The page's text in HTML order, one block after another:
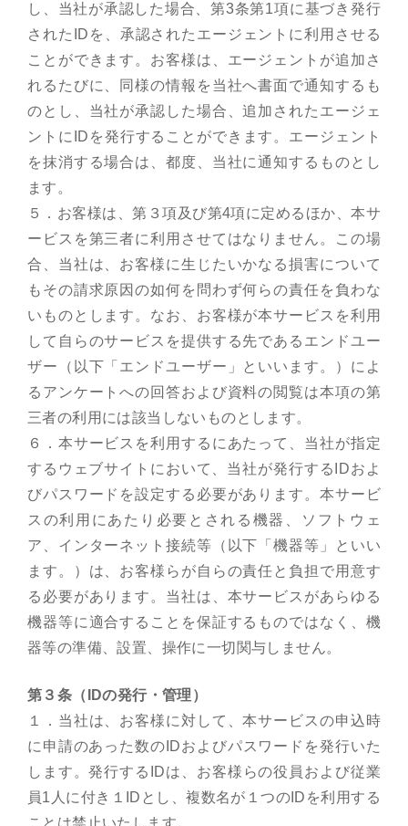
し、当社が承認した場合、第3条第1項に基づき発行
されたIDを、承認されたエージェントに利用させる
ことができます。お客様は、エージェントが追加さ
れるたびに、同様の情報を当社へ書面で通知するも
のとし、当社が承認した場合、追加されたエージェ
ントにIDを発行することができます。エージェント
を抹消する場合は、都度、当社に通知するものとし
ます。
５．お客様は、第３項及び第4項に定めるほか、本サ
ービスを第三者に利用させてはなりません。この場
合、当社は、お客様に生じたいかなる損害について
もその請求原因の如何を問わず何らの責任を負わな
いものとします。なお、お客様が本サービスを利用
して自らのサービスを提供する先であるエンドユー
ザー（以下「エンドユーザー」といいます。）によ
るアンケートへの回答および資料の閲覧は本項の第
三者の利用には該当しないものとします。
６．本サービスを利用するにあたって、当社が指定
するウェブサイトにおいて、当社が発行するIDおよ
びパスワードを設定する必要があります。本サービ
スの利用にあたり必要とされる機器、ソフトウェ
ア、インターネット接続等（以下「機器等」といい
ます。）は、お客様らが自らの責任と負担で用意す
る必要があります。当社は、本サービスがあらゆる
機器等に適合することを保証するものではなく、機
器等の準備、設置、操作に一切関与しません。
第３条（IDの発行・管理）
１．当社は、お客様に対して、本サービスの申込時
に申請のあった数のIDおよびパスワードを発行いた
します。発行するIDは、お客様らの役員および従業
員1人に付き１IDとし、複数名が１つのIDを利用する
ことは禁止いたします。